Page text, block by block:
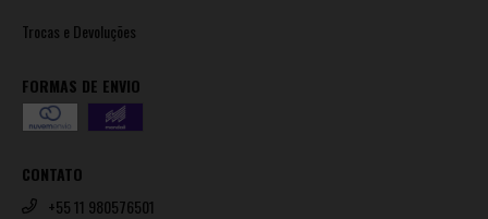
Trocas e Devoluções
FORMAS DE ENVIO
CONTATO
+55 11 980576501